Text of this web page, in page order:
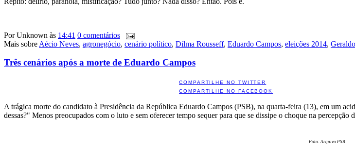
PorUnknown às 14:41 0 comentários
Mais sobre Aécio Neves, agronegócio, cenário político, Dilma Rousseff, Eduardo Campos, eleições 2014,
Três cenários após a morte de Eduardo Campos
COMPARTILHE NO TWITTER
COMPARTILHE NO FACEBOOK
A trágica morte do candidato à Presidência da República Eduardo Campos (PSB), na quarta-feira (13), em um
dessas?" Menos preocupados com o luto e sem oferecer tempo sequer para que se dissipe o choque na percepção
Foto: Arquivo PSB